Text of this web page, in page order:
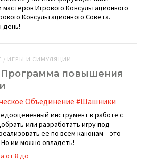
Игрового Консультационного
Консультационного Совета.
день!
/ ИГРЫ И СИМУЛЯЦИИ
Программа повышения
Объединение #Шашники
инструмент в работе с
или разработать игру под
ее по всем канонам – это
им можно овладеть!
от 8 до